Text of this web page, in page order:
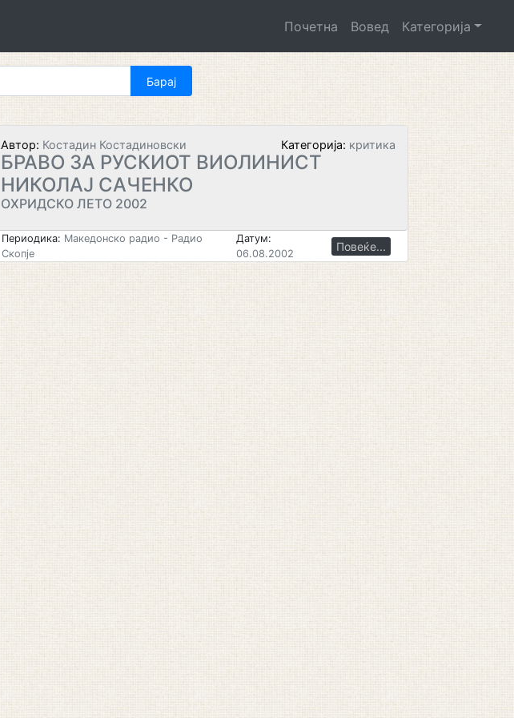
Почетна Вовед Категорија
Автор: Костадин Костадиновски Категорија: критика
БРАВО ЗА РУСКИОТ ВИОЛИНИСТ
НИКОЛАЈ САЧЕНКО
ОХРИДСКО ЛЕТО 2002
Периодика: Македонско радио - Радио
Скопје
Датум:
06.08.2002
Повеќе...